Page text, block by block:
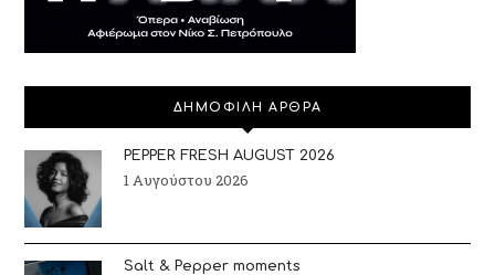
ΔΗΜΟΦΙΛΗ ΑΡΘΡΑ
PEPPER FRESH AUGUST 2026
1 Αυγούστου 2026
Salt & Pepper moments